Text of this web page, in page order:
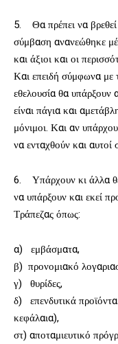
5. Θα πρέπει να
σύμβαση ανανεώθηκε
και άξιοι και οι
Και επειδή σύμφωνα με
εθελουσία θα
είναι πάγια και
μόνιμοι. Και αν
να ενταχθούν και
6. Υπάρχουν κι άλλα
να υπάρξουν και εκεί
Τράπεζας όπως:
α) εμβάσματα,
β) προνομιακό
γ) θυρίδες,
δ) επενδυτικά
κεφάλαια),
στ) αποταμιευτικό